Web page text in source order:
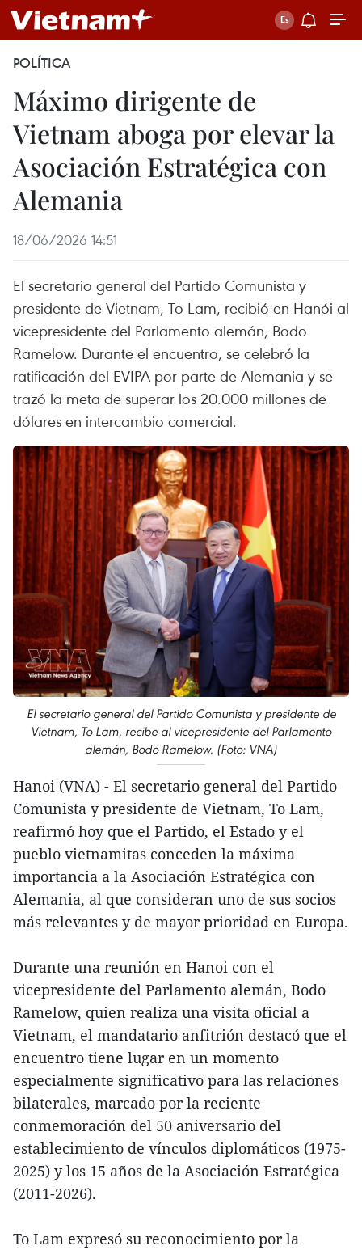
POLÍTICA
Máximo dirigente de
Vietnam aboga por elevar la
Asociación Estratégica con
Alemania
18/06/2026 14:51
El secretario general del Partido Comunista y
presidente de Vietnam, To Lam, recibió en Hanói al
vicepresidente del Parlamento alemán, Bodo
Ramelow. Durante el encuentro, se celebró la
ratificación del EVIPA por parte de Alemania y se
trazó la meta de superar los 20.000 millones de
dólares en intercambio comercial.
El secretario general del Partido Comunista y presidente de
Vietnam, To Lam, recibe al vicepresidente del Parlamento
alemán, Bodo Ramelow. (Foto: VNA)
Hanoi (VNA) - El secretario general del Partido
Comunista y presidente de Vietnam, To Lam,
reafirmó hoy que el Partido, el Estado y el
pueblo vietnamitas conceden la máxima
importancia a la Asociación Estratégica con
Alemania, al que consideran uno de sus socios
más relevantes y de mayor prioridad en Europa.
Durante una reunión en Hanoi con el
vicepresidente del Parlamento alemán, Bodo
Ramelow, quien realiza una visita oficial a
Vietnam, el mandatario anfitrión destacó que el
encuentro tiene lugar en un momento
especialmente significativo para las relaciones
bilaterales, marcado por la reciente
conmemoración del 50 aniversario del
establecimiento de vínculos diplomáticos (1975-
2025) y los 15 años de la Asociación Estratégica
(2011-2026).
To Lam expresó su reconocimiento por la